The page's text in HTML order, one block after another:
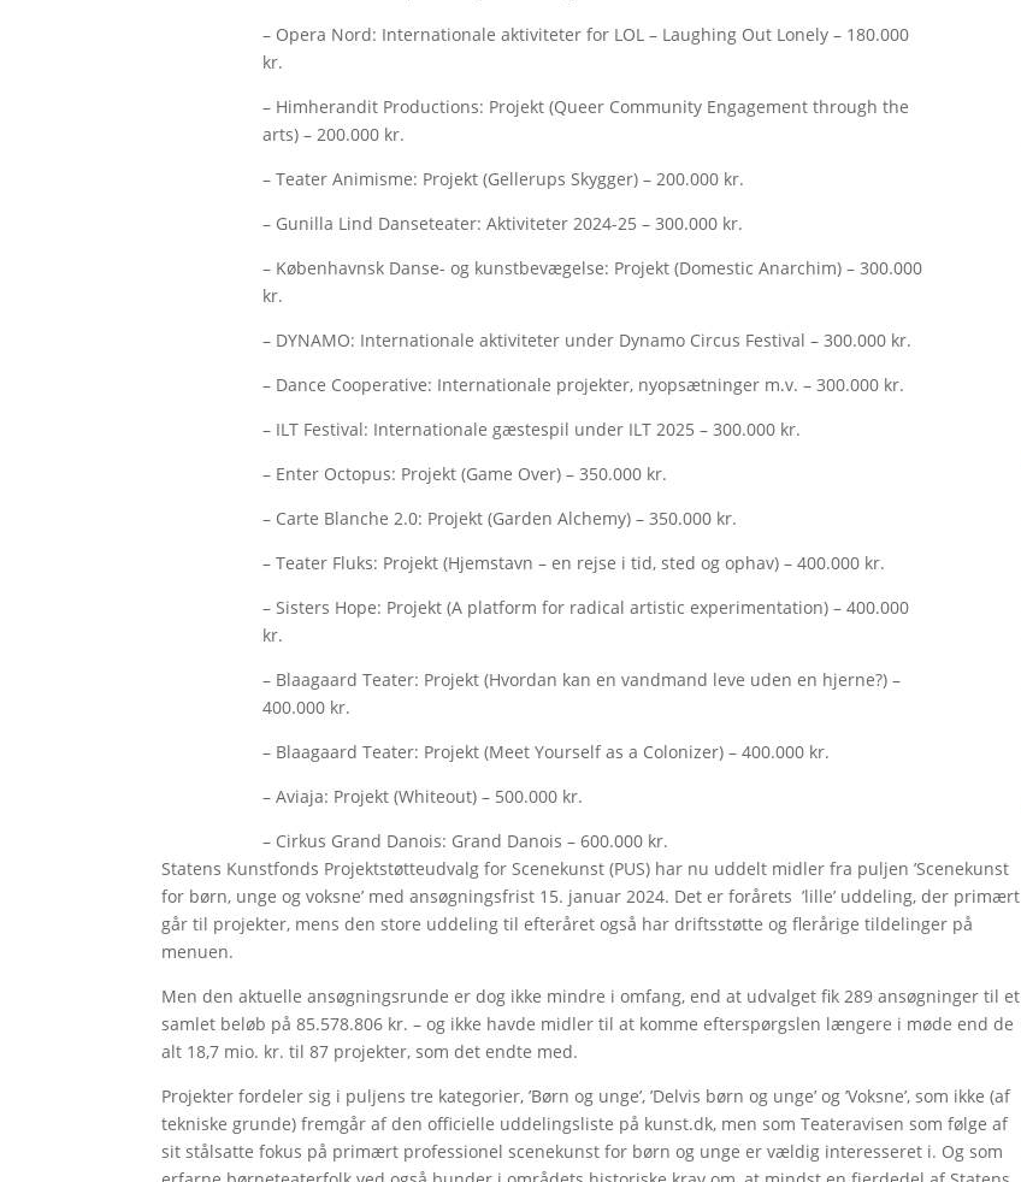
– Opera Nord: Internationale aktiviteter for LOL – Laughing Out Lonely – 180.000
kr.
– Himherandit Productions: Projekt (Queer Community Engagement through the
arts) – 200.000 kr.
– Teater Animisme: Projekt (Gellerups Skygger) – 200.000 kr.
– Gunilla Lind Danseteater: Aktiviteter 2024-25 – 300.000 kr.
– Københavnsk Danse- og kunstbevægelse: Projekt (Domestic Anarchim) – 300.000
kr.
– DYNAMO: Internationale aktiviteter under Dynamo Circus Festival – 300.000 kr.
– Dance Cooperative: Internationale projekter, nyopsætninger m.v. – 300.000 kr.
– ILT Festival: Internationale gæstespil under ILT 2025 – 300.000 kr.
– Enter Octopus: Projekt (Game Over) – 350.000 kr.
– Carte Blanche 2.0: Projekt (Garden Alchemy) – 350.000 kr.
– Teater Fluks: Projekt (Hjemstavn – en rejse i tid, sted og ophav) – 400.000 kr.
– Sisters Hope: Projekt (A platform for radical artistic experimentation) – 400.000
kr.
– Blaagaard Teater: Projekt (Hvordan kan en vandmand leve uden en hjerne?) –
400.000 kr.
– Blaagaard Teater: Projekt (Meet Yourself as a Colonizer) – 400.000 kr.
– Aviaja: Projekt (Whiteout) – 500.000 kr.
– Cirkus Grand Danois: Grand Danois – 600.000 kr.
Statens Kunstfonds Projektstøtteudvalg for Scenekunst (PUS) har nu uddelt midler fra puljen ’Scenekunst
for børn, unge og voksne’ med ansøgningsfrist 15. januar 2024. Det er forårets ’lille’ uddeling, der primært
går til projekter, mens den store uddeling til efteråret også har driftsstøtte og flerårige tildelinger på
menuen.
Men den aktuelle ansøgningsrunde er dog ikke mindre i omfang, end at udvalget fik 289 ansøgninger til et
samlet beløb på 85.578.806 kr. – og ikke havde midler til at komme efterspørgslen længere i møde end de
alt 18,7 mio. kr. til 87 projekter, som det endte med.
Projekter fordeler sig i puljens tre kategorier, ’Børn og unge’, ’Delvis børn og unge’ og ’Voksne’, som ikke (af
tekniske grunde) fremgår af den officielle uddelingsliste på kunst.dk, men som Teateravisen som følge af
sit stålsatte fokus på primært professionel scenekunst for børn og unge er vældig interesseret i. Og som